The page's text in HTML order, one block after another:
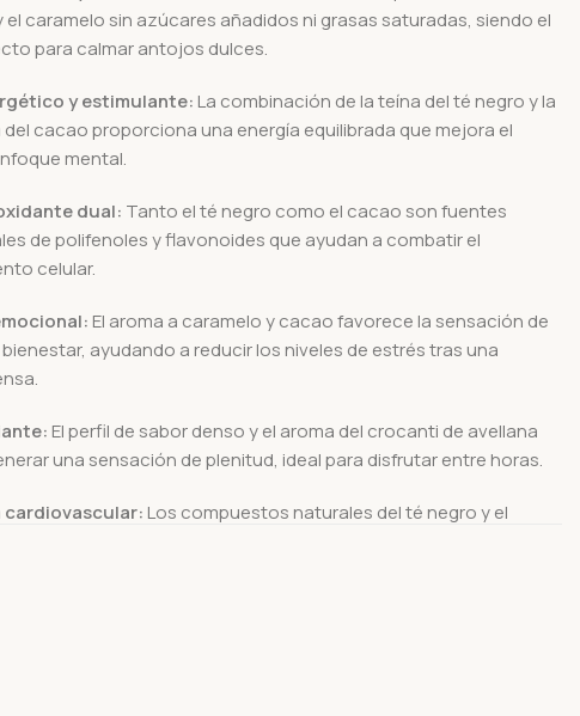
caramelo sin azúcares añadidos ni grasas saturadas, siendo el
para calmar antojos dulces.
y estimulante: La combinación de la teína del té negro y la
cacao proporciona una energía equilibrada que mejora el
mental.
dual: Tanto el té negro como el cacao son fuentes
de polifenoles y flavonoides que ayudan a combatir el
celular.
El aroma a caramelo y cacao favorece la sensación de
ayudando a reducir los niveles de estrés tras una
El perfil de sabor denso y el aroma del crocanti de avellana
una sensación de plenitud, ideal para disfrutar entre horas.
Los compuestos naturales del té negro y el